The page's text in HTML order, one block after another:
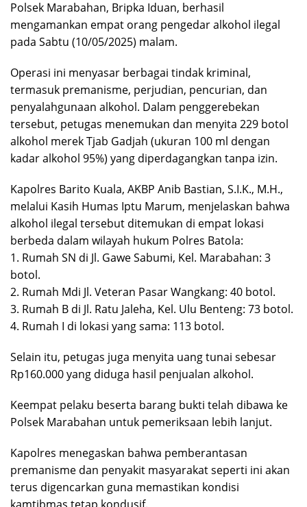
Polsek Marabahan, Bripka Iduan, berhasil
mengamankan empat orang pengedar alkohol ilegal
pada Sabtu (10/05/2025) malam.
Operasi ini menyasar berbagai tindak kriminal,
termasuk premanisme, perjudian, pencurian, dan
penyalahgunaan alkohol. Dalam penggerebekan
tersebut, petugas menemukan dan menyita 229 botol
alkohol merek Tjab Gadjah (ukuran 100 ml dengan
kadar alkohol 95%) yang diperdagangkan tanpa izin.
Kapolres Barito Kuala, AKBP Anib Bastian, S.I.K., M.H.,
melalui Kasih Humas Iptu Marum, menjelaskan bahwa
alkohol ilegal tersebut ditemukan di empat lokasi
berbeda dalam wilayah hukum Polres Batola:
1. Rumah SN di Jl. Gawe Sabumi, Kel. Marabahan: 3
botol.
2. Rumah Mdi Jl. Veteran Pasar Wangkang: 40 botol.
3. Rumah B di Jl. Ratu Jaleha, Kel. Ulu Benteng: 73 botol.
4. Rumah I di lokasi yang sama: 113 botol.
Selain itu, petugas juga menyita uang tunai sebesar
Rp160.000 yang diduga hasil penjualan alkohol.
Keempat pelaku beserta barang bukti telah dibawa ke
Polsek Marabahan untuk pemeriksaan lebih lanjut.
Kapolres menegaskan bahwa pemberantasan
premanisme dan penyakit masyarakat seperti ini akan
terus digencarkan guna memastikan kondisi